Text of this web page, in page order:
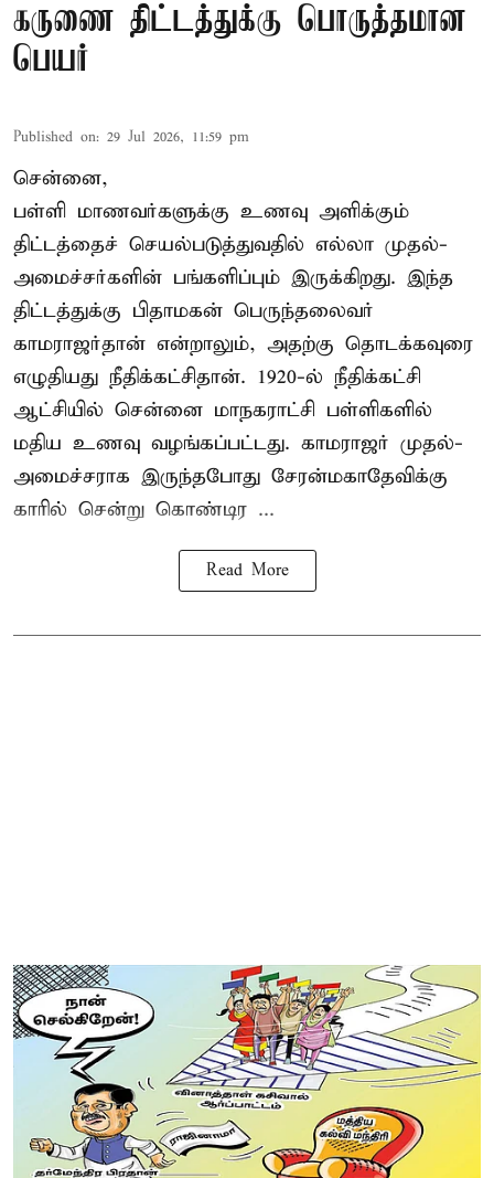
கருணை திட்டத்துக்கு பொருத்தமான
பெயர்
Published on: 29 Jul 2026, 11:59 pm
சென்னை,
பள்ளி மாணவர்களுக்கு உணவு அளிக்கும்
திட்டத்தைச் செயல்படுத்துவதில் எல்லா முதல்-
அமைச்சர்களின் பங்களிப்பும் இருக்கிறது. இந்த
திட்டத்துக்கு பிதாமகன் பெருந்தலைவர்
காமராஜர்தான் என்றாலும், அதற்கு தொடக்கவுரை
எழுதியது நீதிக்கட்சிதான். 1920-ல் நீதிக்கட்சி
ஆட்சியில் சென்னை மாநகராட்சி பள்ளிகளில்
மதிய உணவு வழங்கப்பட்டது. காமராஜர் முதல்-
அமைச்சராக இருந்தபோது சேரன்மகாதேவிக்கு
காரில் சென்று கொண்டிர ...
Read More